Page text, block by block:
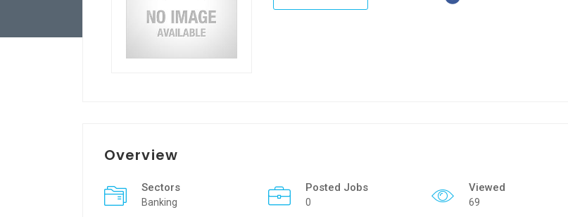
Overview
Sectors
Banking
Posted Jobs
0
Viewed
69